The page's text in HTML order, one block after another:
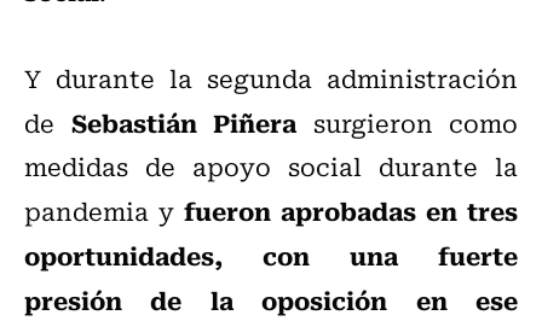
Y durante la segunda administración
de Sebastián Piñera surgieron como
medidas de apoyo social durante la
pandemia y fueron aprobadas en tres
oportunidades, con una fuerte
presión de la oposición en ese